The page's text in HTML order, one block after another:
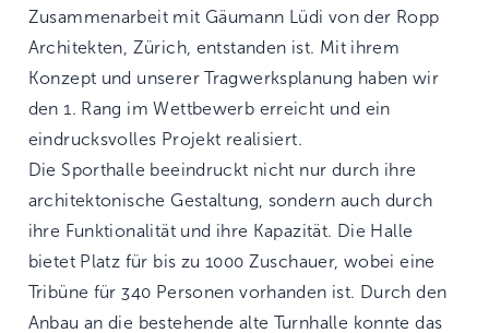
Zusammenarbeit mit Gäumann Lüdi von der Ropp
Architekten, Zürich, entstanden ist. Mit ihrem
Konzept und unserer Tragwerksplanung haben wir
den 1. Rang im Wettbewerb erreicht und ein
eindrucksvolles Projekt realisiert.
Die Sporthalle beeindruckt nicht nur durch ihre
architektonische Gestaltung, sondern auch durch
ihre Funktionalität und ihre Kapazität. Die Halle
bietet Platz für bis zu 1000 Zuschauer, wobei eine
Tribüne für 340 Personen vorhanden ist. Durch den
Anbau an die bestehende alte Turnhalle konnte das